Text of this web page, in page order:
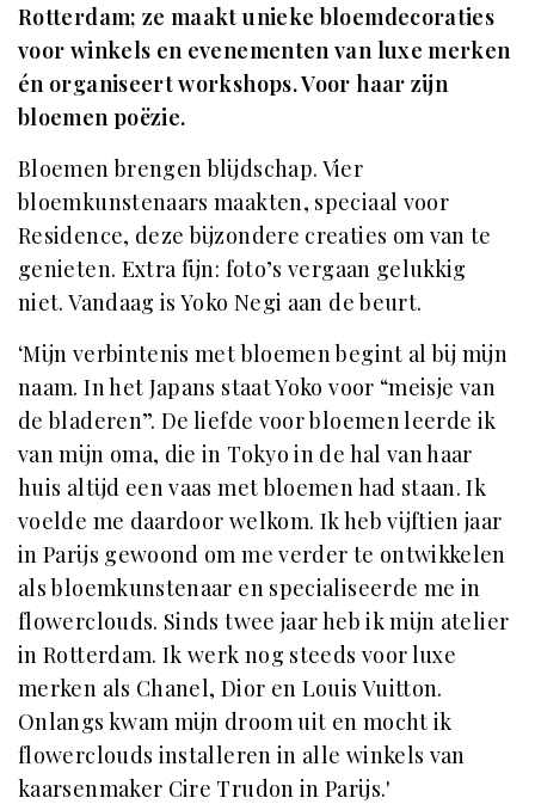
Rotterdam; ze maakt unieke bloemdecoraties
voor winkels en evenementen van luxe merken
én organiseert workshops. Voor haar zijn
bloemen poëzie.
Bloemen brengen blijdschap. Vier
bloemkunstenaars maakten, speciaal voor
Residence, deze bijzondere creaties om van te
genieten. Extra fijn: foto’s vergaan gelukkig
niet. Vandaag is Yoko Negi aan de beurt.
‘Mijn verbintenis met bloemen begint al bij mijn
naam. In het Japans staat Yoko voor “meisje van
de bladeren”. De liefde voor bloemen leerde ik
van mijn oma, die in Tokyo in de hal van haar
huis altijd een vaas met bloemen had staan. Ik
voelde me daardoor welkom. Ik heb vijftien jaar
in Parijs gewoond om me verder te ontwikkelen
als bloemkunstenaar en specialiseerde me in
flowerclouds. Sinds twee jaar heb ik mijn atelier
in Rotterdam. Ik werk nog steeds voor luxe
merken als Chanel, Dior en Louis Vuitton.
Onlangs kwam mijn droom uit en mocht ik
flowerclouds installeren in alle winkels van
kaarsenmaker Cire Trudon in Parijs.'